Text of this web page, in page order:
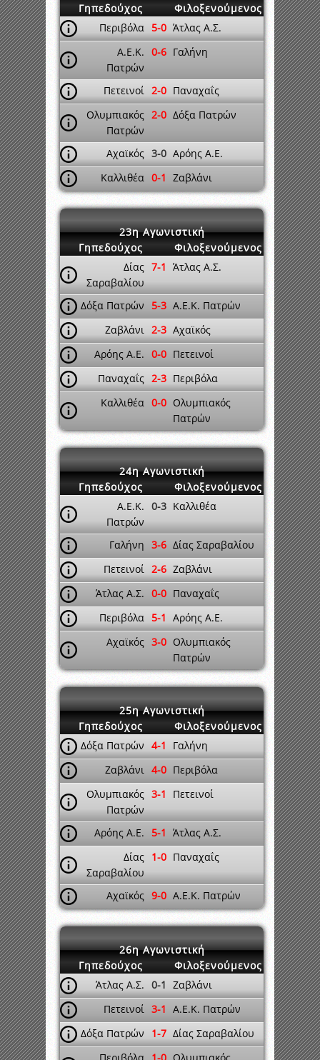
Γηπεδούχος
Φιλοξενούμενος
Περιβόλα 5-0 Άτλας Α.Σ.
Α.Ε.Κ.
Πατρών
0-6 Γαλήνη
Πετεινοί 2-0 Παναχαΐς
Ολυμπιακός
Πατρών
2-0 Δόξα Πατρών
Αχαϊκός 3-0 Αρόης Α.Ε.
Καλλιθέα 0-1 Ζαβλάνι
23η Αγωνιστική
Γηπεδούχος
Φιλοξενούμενος
Δίας
Σαραβαλίου
7-1 Άτλας Α.Σ.
Δόξα Πατρών 5-3 Α.Ε.Κ. Πατρών
Ζαβλάνι 2-3 Αχαϊκός
Αρόης Α.Ε. 0-0 Πετεινοί
Παναχαΐς 2-3 Περιβόλα
Καλλιθέα 0-0 Ολυμπιακός
Πατρών
24η Αγωνιστική
Γηπεδούχος
Φιλοξενούμενος
Α.Ε.Κ.
Πατρών
0-3 Καλλιθέα
Γαλήνη 3-6 Δίας Σαραβαλίου
Πετεινοί 2-6 Ζαβλάνι
Άτλας Α.Σ. 0-0 Παναχαΐς
Περιβόλα 5-1 Αρόης Α.Ε.
Αχαϊκός 3-0 Ολυμπιακός
Πατρών
25η Αγωνιστική
Γηπεδούχος
Φιλοξενούμενος
Δόξα Πατρών 4-1
Γαλήνη
Ζαβλάνι 4-0 Περιβόλα
Ολυμπιακός
Πατρών
3-1 Πετεινοί
Αρόης Α.Ε. 5-1 Άτλας Α.Σ.
Δίας
Σαραβαλίου
1-0 Παναχαΐς
Αχαϊκός 9-0 Α.Ε.Κ. Πατρών
26η Αγωνιστική
Γηπεδούχος
Φιλοξενούμενος
Άτλας Α.Σ. 0-1 Ζαβλάνι
Πετεινοί 3-1 Α.Ε.Κ. Πατρών
Δόξα Πατρών
1-7 Δίας Σαραβαλίου